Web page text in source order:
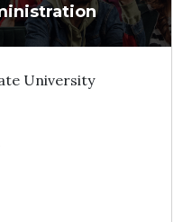
University